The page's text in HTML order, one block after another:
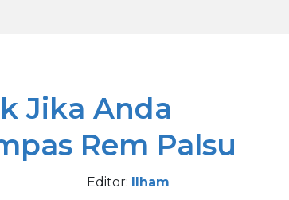
Jika Anda
Rem Palsu
Editor: Ilham